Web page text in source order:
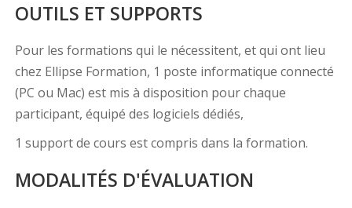
OUTILS ET SUPPORTS
Pour les formations qui le nécessitent, et qui ont lieu
chez Ellipse Formation, 1 poste informatique connecté
(PC ou Mac) est mis à disposition pour chaque
participant, équipé des logiciels dédiés,
1 support de cours est compris dans la formation.
MODALITÉS D'ÉVALUATION